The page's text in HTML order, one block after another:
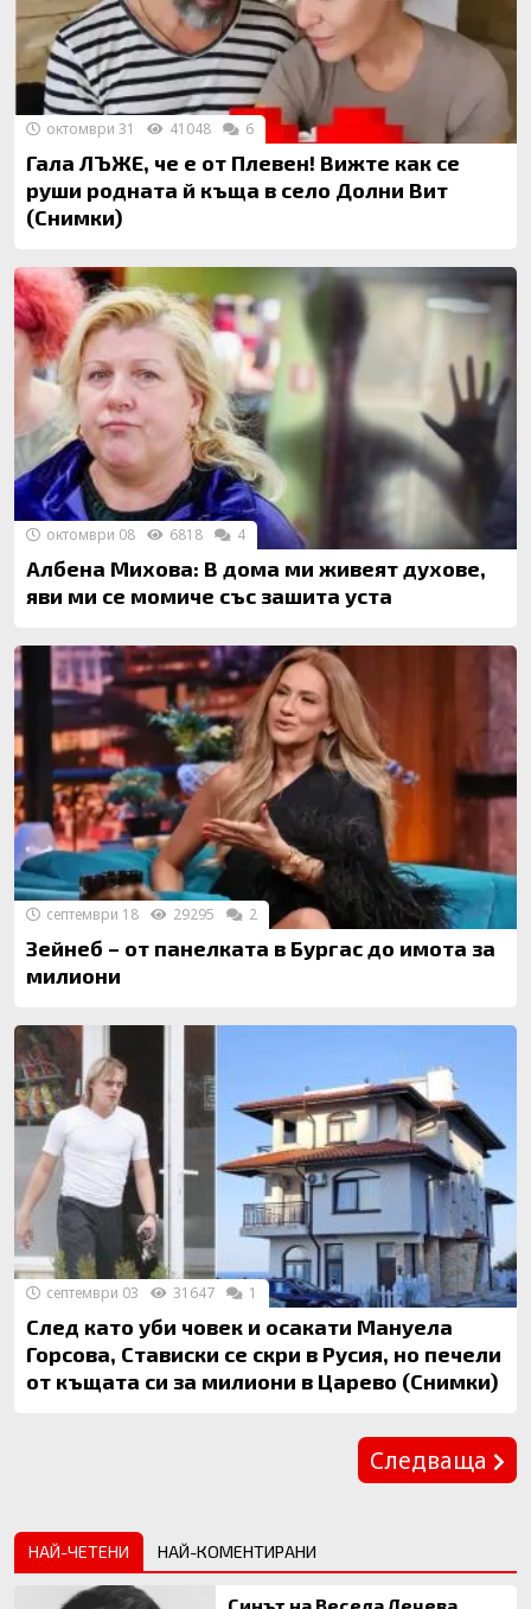
Гала ЛЪЖЕ, че е от Плевен! Вижте как се
руши родната й къща в село Долни Вит
(Снимки)
октомври 31 41048 6
Албена Михова: В дома ми живеят духове,
яви ми се момиче със зашита уста
октомври 08 6818 4
Зейнеб – от панелката в Бургас до имота за
милиони
септември 18 29295 2
След като уби човек и осакати Мануела
Горсова, Стависки се скри в Русия, но печели
от къщата си за милиони в Царево (Снимки)
септември 03 31647 1
Следваща
НАЙ-ЧЕТЕНИ НАЙ-КОМЕНТИРАНИ